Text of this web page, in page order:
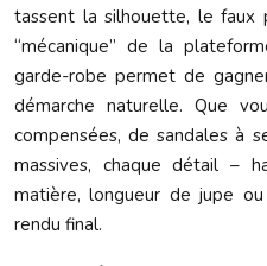
tassent la silhouette, le faux
“mécanique” de la
garde-robe permet de
démarche naturelle. Que
compensées, de sandales à
massives, chaque détail –
matière, longueur de jupe
rendu final.